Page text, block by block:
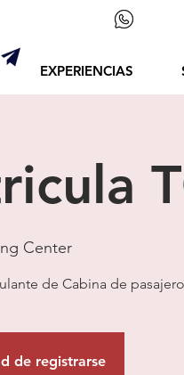
EXPERIENCIAS
Center
de Cabina de
de registrarse